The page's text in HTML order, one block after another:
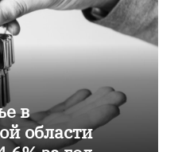
в
области